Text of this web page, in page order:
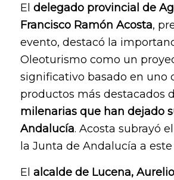
El delegado provincial de
Francisco Ramón Acosta,
evento, destacó la
Oleoturismo como un
significativo basado en uno
productos más destacados
milenarias que han dejado
Andalucía. Acosta subrayó
la Junta de Andalucía a
El alcalde de Lucena,